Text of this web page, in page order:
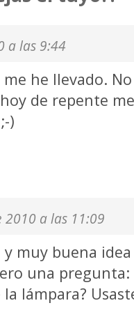
a las 9:44
me he llevado.
de repente
)
2010 a las 11:09
muy buena
una
lámpara?